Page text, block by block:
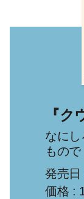
『
なに
もので
発売日
価格 :